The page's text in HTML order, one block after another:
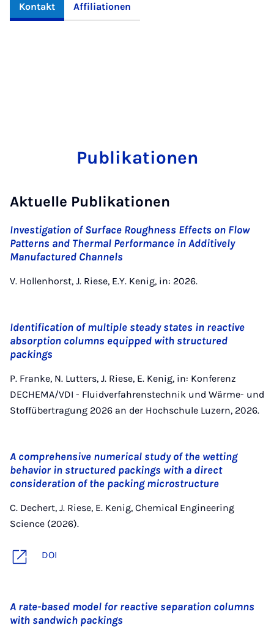
Kontakt Affiliationen
Publikationen
Aktuelle Publikationen
Investigation of Surface Roughness Effects on Flow
Patterns and Thermal Performance in Additively
Manufactured Channels
V. Hollenhorst, J. Riese, E.Y. Kenig, in: 2026.
Identification of multiple steady states in reactive
absorption columns equipped with structured
packings
P. Franke, N. Lutters, J. Riese, E. Kenig, in: Konferenz
DECHEMA/VDI - Fluidverfahrenstechnik und Wärme- und
Stoffübertragung 2026 an der Hochschule Luzern, 2026.
A comprehensive numerical study of the wetting
behavior in structured packings with a direct
consideration of the packing microstructure
C. Dechert, J. Riese, E. Kenig, Chemical Engineering
Science (2026).
DOI
A rate-based model for reactive separation columns
with sandwich packings